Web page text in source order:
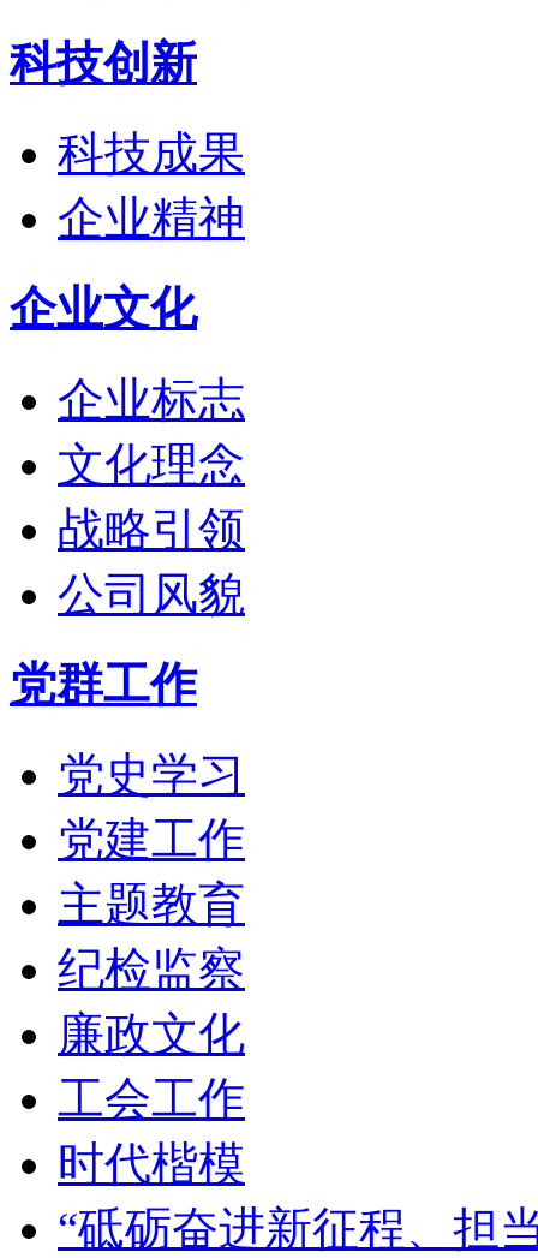
科技创新
科技成果
企业精神
企业文化
企业标志
文化理念
战略引领
公司风貌
党群工作
党史学习
党建工作
主题教育
纪检监察
廉政文化
工会工作
时代楷模
“砥砺奋进新征程、担